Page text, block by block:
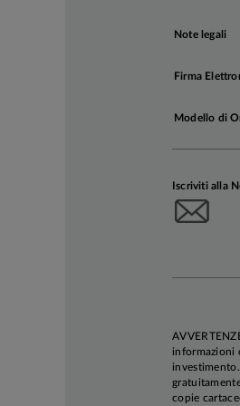
Note legali
Firma
Modello di
Iscriviti alla
informazioni
copie